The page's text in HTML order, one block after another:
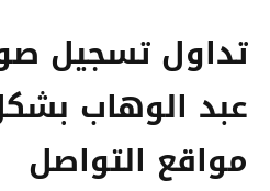
تداول تسجيل
عبد الوهاب
مواقع التواصل